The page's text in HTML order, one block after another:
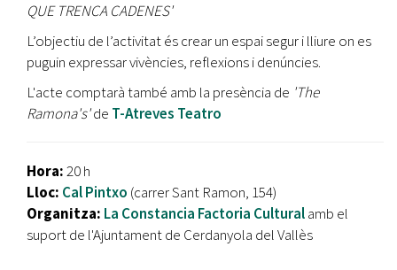
QUE TRENCA CADENES'
L’objectiu de l’activitat és crear un espai segur i lliure on es
puguin expressar vivències, reflexions i denúncies.
L'acte comptarà també amb la presència de 'The
Ramona's'de T-Atreves Teatro
Hora:20 h
Lloc: Cal Pintxo (carrer Sant Ramon, 154)
Organitza: La Constancia Factoria Culturalamb el
suport de l'Ajuntament de Cerdanyola del Vallès